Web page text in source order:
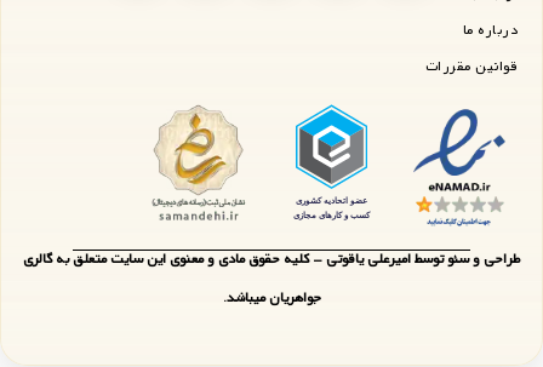
درباره ما
قوانین مقررات
طراحی و سئو توسط امیرعلی یاقوتی - کلیه حقوق مادی و معنوی این سایت متعلق به گالری
جواهریان میباشد.